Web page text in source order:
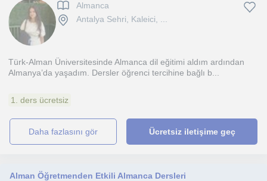
Almanca
Antalya Sehri, Kaleici, ...
Türk-Alman Üniversitesinde Almanca dil eğitimi aldım ardından
Almanya’da yaşadım. Dersler öğrenci tercihine bağlı b...
1. ders ücretsiz
daha fazlasını gör Ücretsiz iletişime geç
Alman Öğretmenden Etkili Almanca Dersleri